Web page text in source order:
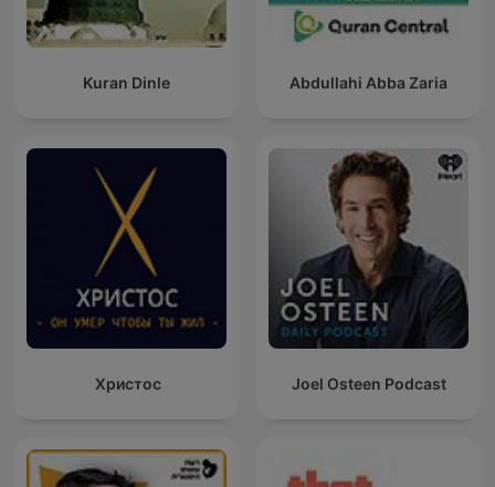
Kuran Dinle Abdullahi Abba Zaria
Христос Joel Osteen Podcast